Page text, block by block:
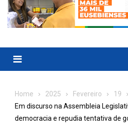
Menu
Home 2025 Fevereiro
19
Em discurso na Assembleia
democracia e repudia tentativa de